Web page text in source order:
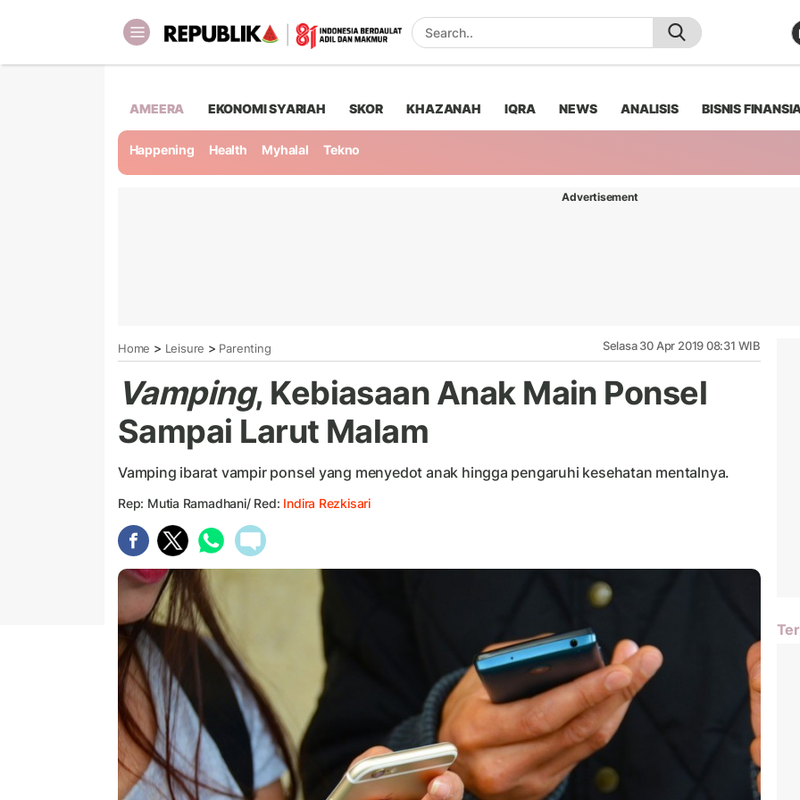
AMEERA EKONOMI SYARIAH SKOR KHAZANAH IQRA NEWS ANALISIS BISNIS
Happening Health Myhalal Tekno
Advertisement
Home > Leisure > Parenting Selasa 30 Apr 2019 08:31 WIB
Vamping, Kebiasaan Anak Main Ponsel
Sampai Larut Malam
Vamping ibarat vampir ponsel yang menyedot anak hingga pengaruhi kesehatan mentalnya.
Rep: Mutia Ramadhani/ Red: Indira Rezkisari